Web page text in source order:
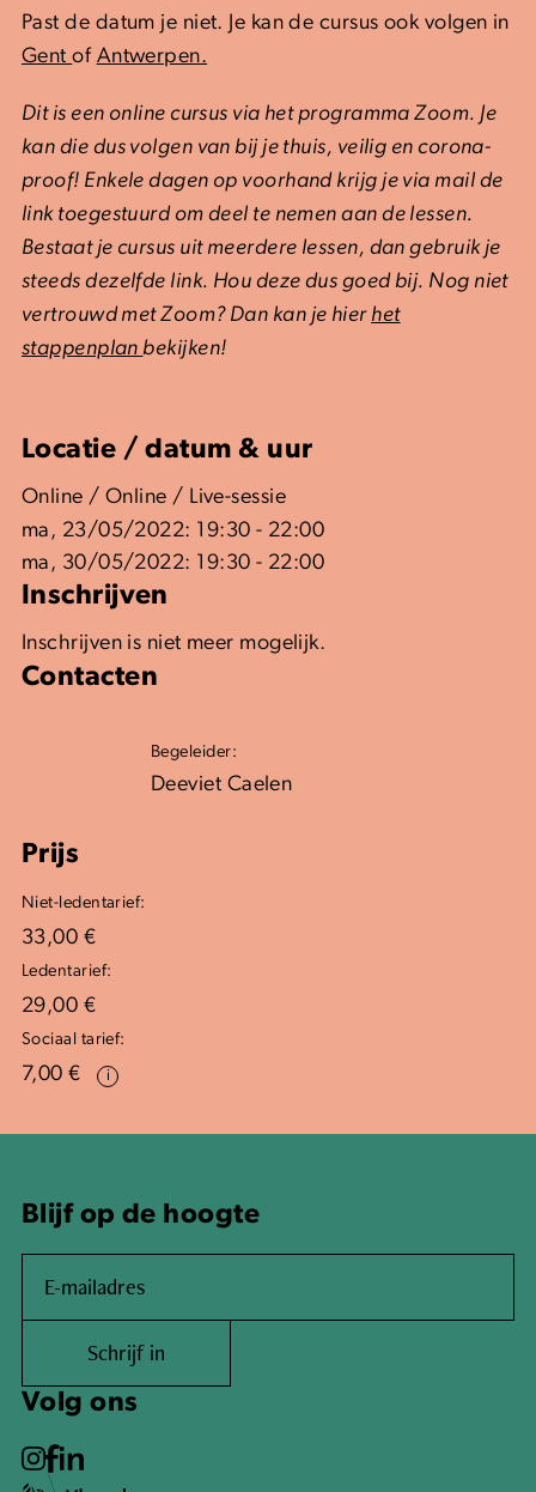
Past de datum je niet. Je kan de cursus ook volgen in
Gentof Antwerpen.
Dit is een online cursus via het programma Zoom. Je
kan die dus volgen van bij je thuis, veilig en corona-
proof! Enkele dagen op voorhand krijg je via mail de
link toegestuurd om deel te nemen aan de lessen.
Bestaat je cursus uit meerdere lessen, dan gebruik je
steeds dezelfde link. Hou deze dus goed bij. Nog niet
vertrouwd met Zoom? Dan kan je hier het
stappenplanbekijken!
Locatie / datum & uur
Online / Online / Live-sessie
ma, 23/05/2022: 19:30 - 22:00
ma, 30/05/2022: 19:30 - 22:00
Inschrijven
Inschrijven is niet meer mogelijk.
Contacten
Begeleider:
Deeviet Caelen
Prijs
Niet-ledentarief:
33,00 €
Ledentarief:
29,00 €
Sociaal tarief:
7,00 € i
Blijf op de hoogte
Schrijf in
Volg ons